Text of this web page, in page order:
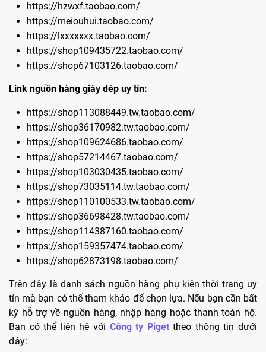
https://hzwxf.taobao.com/
https://meiouhui.taobao.com/
https://lxxxxxxx.taobao.com/
https://shop109435722.taobao.com/
https://shop67103126.taobao.com/
Link nguồn hàng giày dép uy tín:
https://shop113088449.tw.taobao.com/
https://shop36170982.tw.taobao.com/
https://shop109624686.taobao.com/
https://shop57214467.taobao.com/
https://shop103030435.taobao.com/
https://shop73035114.tw.taobao.com/
https://shop110100533.tw.taobao.com/
https://shop36698428.tw.taobao.com/
https://shop114387160.taobao.com/
https://shop159357474.taobao.com/
https://shop62873198.taobao.com/
Trên đây là danh sách nguồn hàng phụ kiện thời trang uy
tín mà bạn có thể tham khảo để chọn lựa. Nếu bạn cần bất
kỳ hỗ trợ về nguồn hàng, nhập hàng hoặc thanh toán hộ.
Bạn có thể liên hệ với Công ty Pigettheo thông tin dưới
đây: